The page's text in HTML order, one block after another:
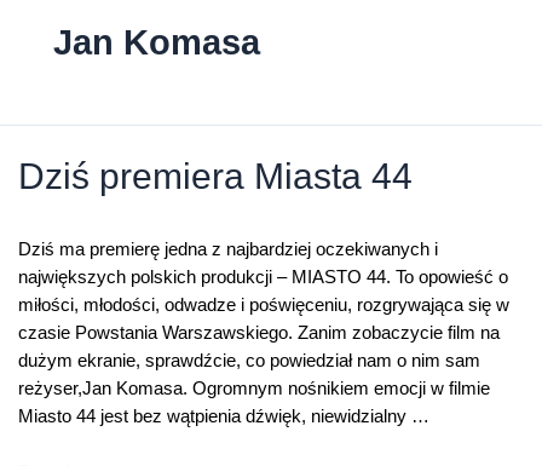
Jan Komasa
Dziś premiera Miasta 44
Dziś ma premierę jedna z najbardziej oczekiwanych i
największych polskich produkcji – MIASTO 44. To opowieść o
miłości, młodości, odwadze i poświęceniu, rozgrywająca się w
czasie Powstania Warszawskiego. Zanim zobaczycie film na
dużym ekranie, sprawdźcie, co powiedział nam o nim sam
reżyser,Jan Komasa. Ogromnym nośnikiem emocji w filmie
Miasto 44 jest bez wątpienia dźwięk, niewidzialny …